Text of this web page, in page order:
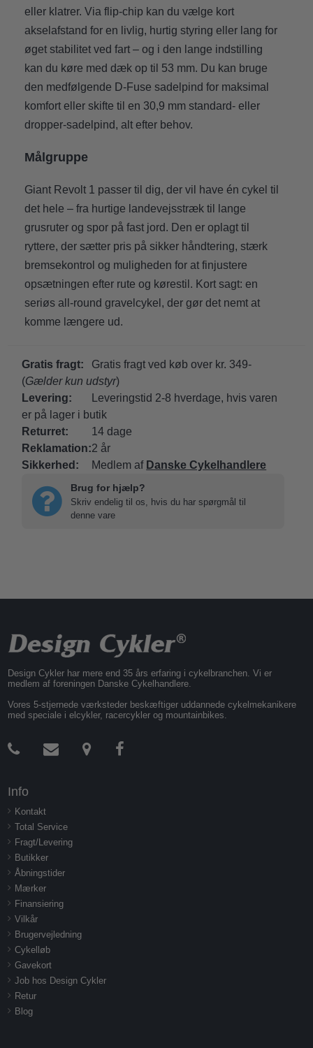
eller klatrer. Via flip-chip kan du vælge kort
akselafstand for en livlig, hurtig styring eller lang for
øget stabilitet ved fart – og i den lange indstilling
kan du køre med dæk op til 53 mm. Du kan bruge
den medfølgende D-Fuse sadelpind for maksimal
komfort eller skifte til en 30,9 mm standard- eller
dropper-sadelpind, alt efter behov.
Målgruppe
Giant Revolt 1 passer til dig, der vil have én cykel til
det hele – fra hurtige landevejsstræk til lange
grusruter og spor på fast jord. Den er oplagt til
ryttere, der sætter pris på sikker håndtering, stærk
bremsekontrol og muligheden for at finjustere
opsætningen efter rute og kørestil. Kort sagt: en
seriøs all-round gravelcykel, der gør det nemt at
komme længere ud.
Gratis fragt:
Gratis fragt ved køb over kr. 349-
(Gælder kun udstyr)
Levering:
Leveringstid 2-8 hverdage, hvis varen
er på lager i butik
Returret:
14 dage
Reklamation:2 år
Sikkerhed:
Medlem af Danske Cykelhandlere
Brug for hjælp?
Skriv endelig til os, hvis du har spørgmål til
denne vare
Design Cykler har mere end 35 års erfaring i cykelbranchen. Vi er
medlem af foreningen Danske Cykelhandlere.
Vores 5-stjernede værksteder beskæftiger uddannede cykelmekanikere
med speciale i elcykler, racercykler og mountainbikes.
Info
Kontakt
Total Service
Fragt/Levering
Butikker
Åbningstider
Mærker
Finansiering
Vilkår
Brugervejledning
Cykelløb
Gavekort
Job hos Design Cykler
Retur
Blog